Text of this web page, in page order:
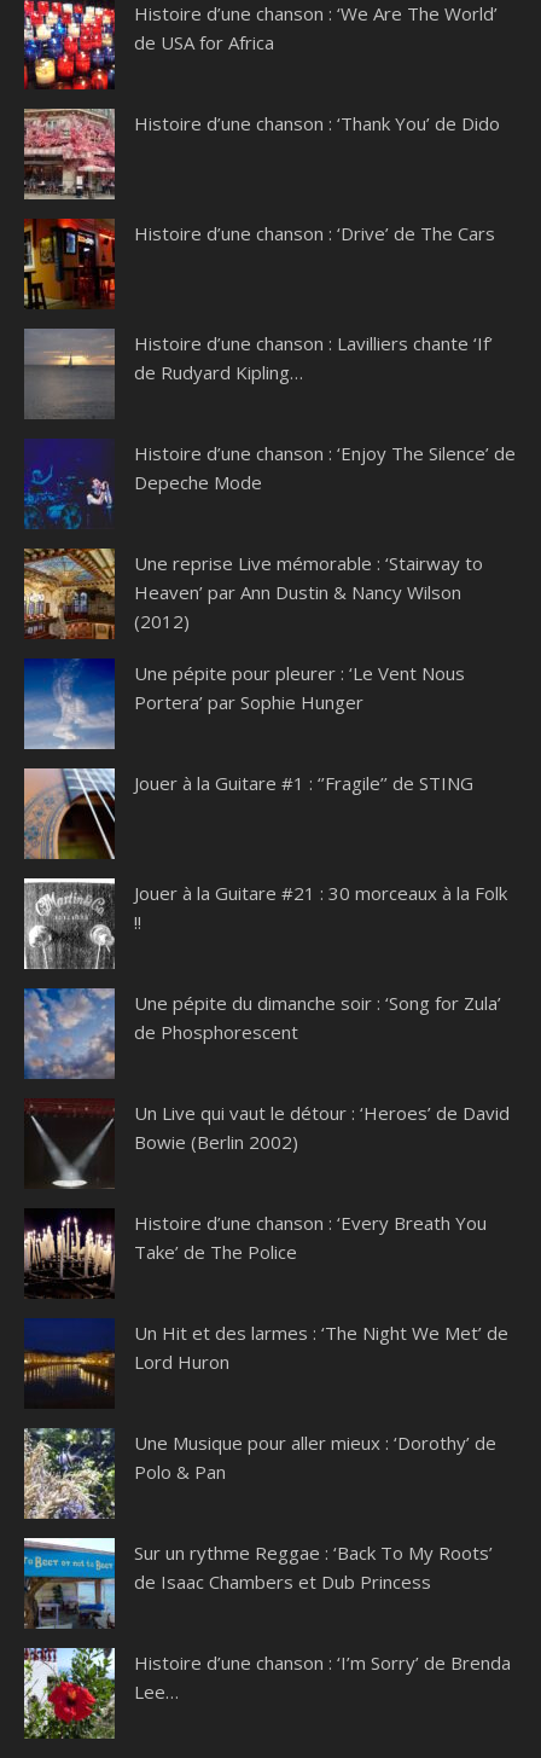
Histoire d’une chanson : ‘We Are The World’
de USA for Africa
Histoire d’une chanson : ‘Thank You’ de Dido
Histoire d’une chanson : ‘Drive’ de The Cars
Histoire d’une chanson : Lavilliers chante ‘If’
de Rudyard Kipling…
Histoire d’une chanson : ‘Enjoy The Silence’ de
Depeche Mode
Une reprise Live mémorable : ‘Stairway to
Heaven’ par Ann Dustin & Nancy Wilson
(2012)
Une pépite pour pleurer : ‘Le Vent Nous
Portera’ par Sophie Hunger
Jouer à la Guitare #1 : ‘’Fragile’’ de STING
Jouer à la Guitare #21 : 30 morceaux à la Folk
!!
Une pépite du dimanche soir : ‘Song for Zula’
de Phosphorescent
Un Live qui vaut le détour : ‘Heroes’ de David
Bowie (Berlin 2002)
Histoire d’une chanson : ‘Every Breath You
Take’ de The Police
Un Hit et des larmes : ‘The Night We Met’ de
Lord Huron
Une Musique pour aller mieux : ‘Dorothy’ de
Polo & Pan
Sur un rythme Reggae : ‘Back To My Roots’
de Isaac Chambers et Dub Princess
Histoire d’une chanson : ‘I’m Sorry’ de Brenda
Lee…